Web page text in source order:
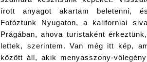
írott anyagot akartam beletenni,
Fotóztunk Nyugaton, a kaliforniai
Prágában, ahova turistaként
lettek, szerintem. Van még itt kép,
között áll, akik menyasszony-